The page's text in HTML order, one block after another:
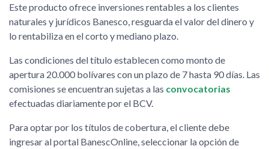
Este producto ofrece inversiones rentables a los clientes
naturales y jurídicos Banesco, resguarda el valor del dinero y
lo rentabiliza en el corto y mediano plazo.
Las condiciones del título establecen como monto de
apertura 20.000 bolívares con un plazo de 7 hasta 90 días. Las
comisiones se encuentran sujetas a las convocatorias
efectuadas diariamente por el BCV.
Para optar por los títulos de cobertura, el cliente debe
ingresar al portal BanescOnline, seleccionar la opción de